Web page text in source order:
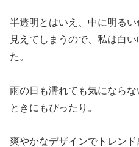
半透明とはいえ、中に明る
見えてしまうので、私は白
た。
雨の日も濡れても気になら
ときにもぴったり。
爽やかなデザインでトレン